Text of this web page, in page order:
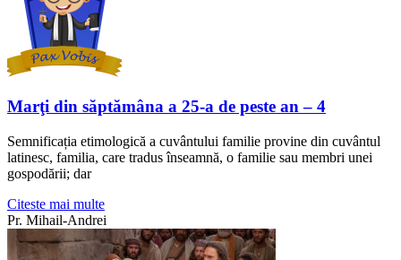
Marţi din săptămâna a 25-a de peste an – 4
Semnificația etimologică a cuvântului familie provine din cuvântul
latinesc, familia, care tradus înseamnă, o familie sau membri unei
gospodării; dar
Citeste mai multe
Pr. Mihail-Andrei